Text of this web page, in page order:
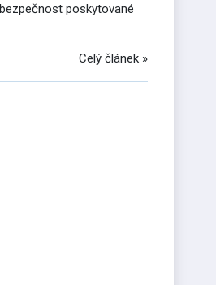
poskytované
Celý článek »